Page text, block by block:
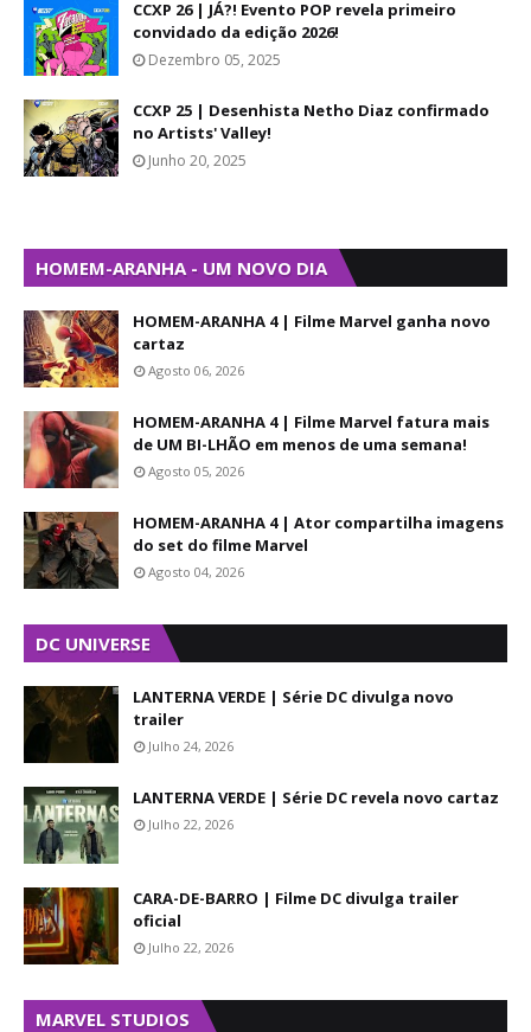
CCXP 26 | JÁ?! Evento POP revela primeiro
convidado da edição 2026!
Dezembro 05, 2025
CCXP 25 | Desenhista Netho Diaz confirmado
no Artists' Valley!
Junho 20, 2025
HOMEM-ARANHA - UM NOVO DIA
HOMEM-ARANHA 4 | Filme Marvel ganha novo
cartaz
Agosto 06, 2026
HOMEM-ARANHA 4 | Filme Marvel fatura mais
de UM BI-LHÃO em menos de uma semana!
Agosto 05, 2026
HOMEM-ARANHA 4 | Ator compartilha imagens
do set do filme Marvel
Agosto 04, 2026
DC UNIVERSE
LANTERNA VERDE | Série DC divulga novo
trailer
Julho 24, 2026
LANTERNA VERDE | Série DC revela novo cartaz
Julho 22, 2026
CARA-DE-BARRO | Filme DC divulga trailer
oficial
Julho 22, 2026
MARVEL STUDIOS